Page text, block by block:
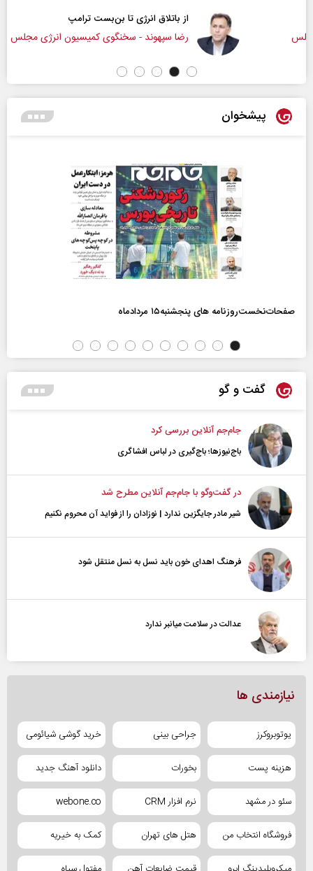
از باتلاق انرژی تا بن‌بست ترامپ
رضا سپهوند - سخنگوی کمیسیون انرژی مجلس
پیشخوان
صفحات‌نخست‌روزنامه ها‌ی پنجشنبه‌۱۵ مردادماه
گفت و گو
جام‌جم آنلاین بررسی کرد
باج‌نیوزها؛ باج‌گیری در لباس افشاگری
در گفت‌و‌گو با جام‌جم آنلاین مطرح شد
شیر مادر جایگزین ندارد | نوزادان را از فواید آن محروم نکنیم
فرهنگ اهدای خون باید نسل به نسل منتقل شود
عدالت در سلامت میانبر ندارد
نیازمندی ها
یوتوبروکرز جراحی بینی خرید گوشی شیائومی
هزینه پست بخورات دانلود آهنگ جدید
سئو در مشهد نرم افزار CRM webone.co
فروشگاه انتخاب من هتل های تهران کمک به خیریه